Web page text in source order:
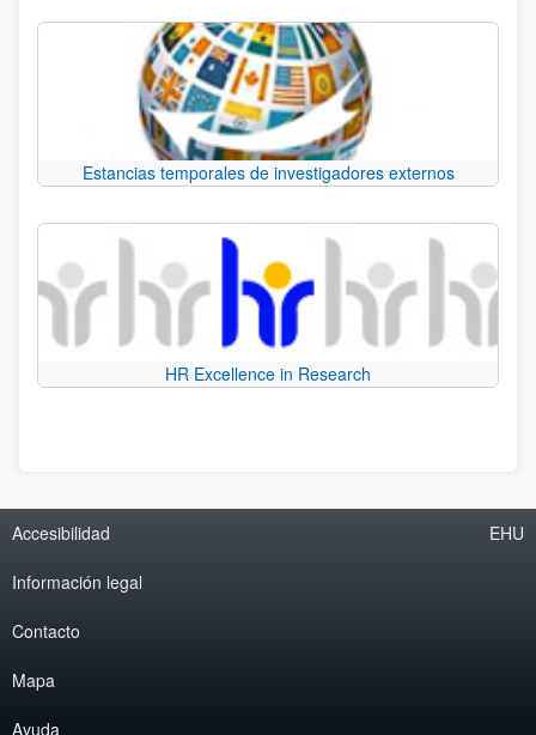
Estancias temporales de investigadores externos
HR Excellence in Research
Accesibilidad
Información legal
Contacto
Mapa
Ayuda
EHU